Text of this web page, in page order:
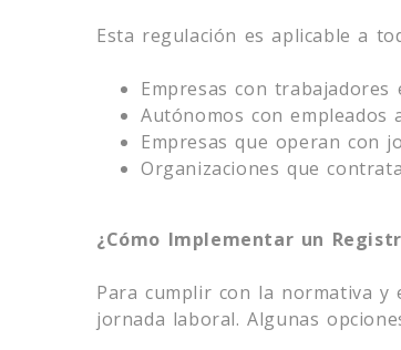
Esta regulación es aplicable a
Empresas con trabajadores
Autónomos con empleados
Empresas que operan con
Organizaciones que
¿Cómo Implementar un
Para cumplir con la normativa
jornada laboral. Algunas